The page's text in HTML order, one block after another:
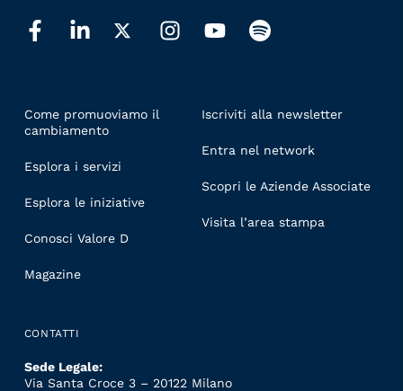
Come promuoviamo il
cambiamento
Esplora i servizi
Esplora le iniziative
Conosci Valore D
Magazine
Iscriviti alla newsletter
Entra nel network
Scopri le Aziende Associate
Visita l’area stampa
CONTATTI
Sede Legale:
Via Santa Croce 3 – 20122 Milano